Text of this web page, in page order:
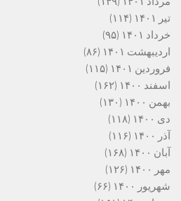
تیر ۱۴۰۱
(۱۱۴)
خرداد ۱۴۰۱
(۹۵)
اردیبهشت ۱۴۰۱
(۸۶)
فروردین ۱۴۰۱
(۱۱۵)
اسفند ۱۴۰۰
(۱۶۲)
بهمن ۱۴۰۰
(۱۳۰)
دی ۱۴۰۰
(۱۱۸)
آذر ۱۴۰۰
(۱۱۶)
آبان ۱۴۰۰
(۱۶۸)
مهر ۱۴۰۰
(۱۲۶)
شهریور ۱۴۰۰
(۶۶)